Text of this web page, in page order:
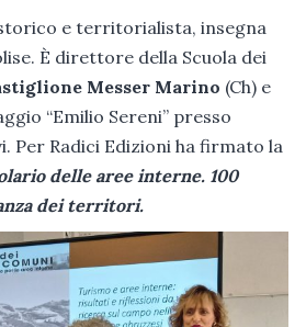
e territorialista, insegna
È direttore della Scuola dei
Messer Marino (Ch) e
“Emilio Sereni” presso
Per Radici Edizioni ha firmato la
delle aree interne. 100
dei territori.